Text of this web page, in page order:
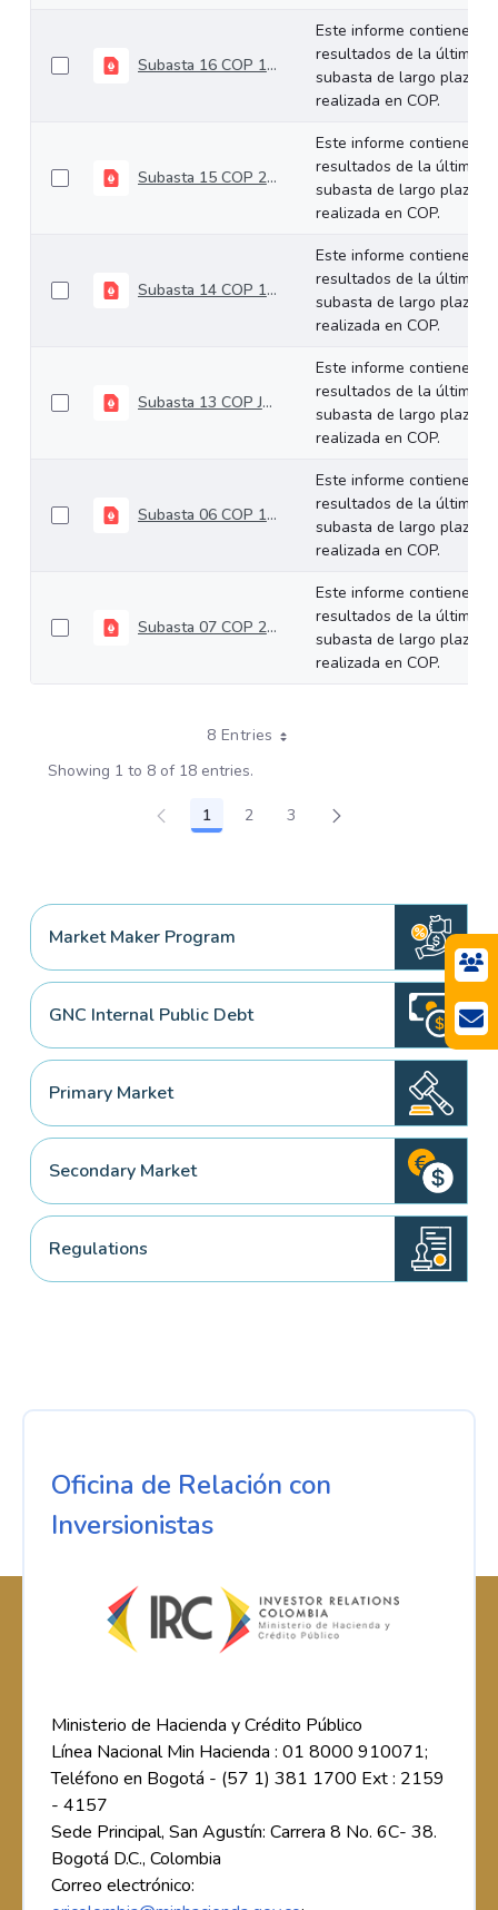
Subasta 16 COP 11-09-2024
Este informe contiene los
resultados de la última
subasta de largo plazo
realizada en COP.
Subasta 15 COP 28-08-2024
Este informe contiene los
resultados de la última
subasta de largo plazo
realizada en COP.
Subasta 14 COP 14-08-2024
Este informe contiene los
resultados de la última
subasta de largo plazo
realizada en COP.
Subasta 13 COP Julio 24 de 2024
Este informe contiene los
resultados de la última
subasta de largo plazo
realizada en COP.
Subasta 06 COP 10-04-2024
Este informe contiene los
resultados de la última
subasta de largo plazo
realizada en COP.
Subasta 07 COP 24-04-2024
Este informe contiene los
resultados de la última
subasta de largo plazo
realizada en COP.
8 Entries
Showing 1 to 8 of 18 entries.
Page
1 Page
2 Page
3
Market Maker Program
GNC Internal Public Debt
Primary Market
Secondary Market
Regulations
Oficina de Relación con
Inversionistas
Ministerio de Hacienda y Crédito Público
Línea Nacional Min Hacienda : 01 8000 910071;
Teléfono en Bogotá - (57 1) 381 1700 Ext : 2159
- 4157
Sede Principal, San Agustín: Carrera 8 No. 6C- 38.
Bogotá D.C., Colombia
Correo electrónico: